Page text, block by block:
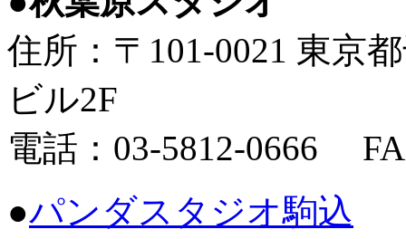
住所：〒101-0021 東京
ビル2F
電話：03-5812-0666
●パンダスタジオ駒込